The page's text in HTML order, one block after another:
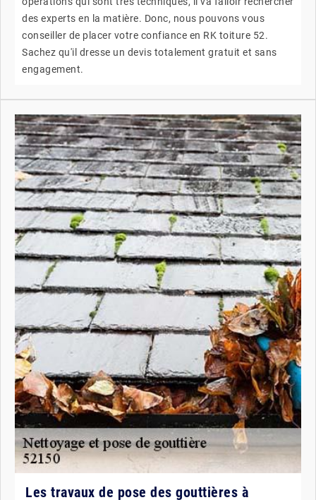
des experts en la matière. Donc, nous pouvons vous
conseiller de placer votre confiance en RK toiture 52.
Sachez qu'il dresse un devis totalement gratuit et sans
engagement.
Les travaux de pose des gouttières à